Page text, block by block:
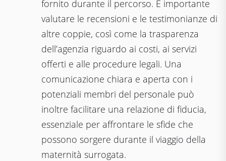
fornito durante il percorso. È importante
valutare le recensioni e le testimonianze di
altre coppie, così come la trasparenza
dell’agenzia riguardo ai costi, ai servizi
offerti e alle procedure legali. Una
comunicazione chiara e aperta con i
potenziali membri del personale può
inoltre facilitare una relazione di fiducia,
essenziale per affrontare le sfide che
possono sorgere durante il viaggio della
maternità surrogata.